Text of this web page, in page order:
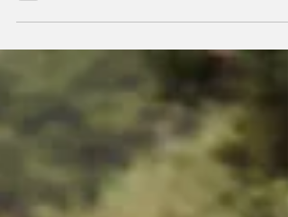
estradas, o nome já fazia história nos céus